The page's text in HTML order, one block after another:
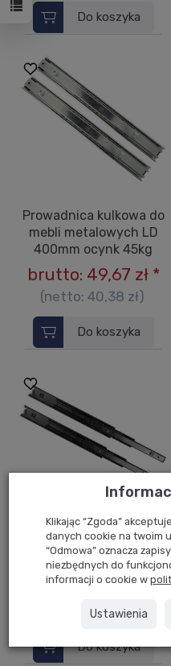
Do koszyka
Prowadnica kulkowa do
mebli metalowych LD
400mm ocynk 45kg
brutto: 49,67 zł*
(netto: 40,38 zł)
Do koszyka
Prowadnica kulkowa do
mebli metalowych
300mm czarna 45KG
brutto:26,36 zł*
21,43 zł)
Do koszyka
Klikając “Zgoda”
danych cookie na twoim
“Odmowa” oznacza
niezbędnych do
informacji o cookie w
Ustawienia